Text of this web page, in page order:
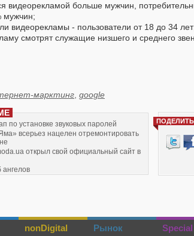
видеорекламой больше мужчин,
мужчин;
видеорекламы - пользователи от 18 до 34
смотрят служащие низшего и среднего
марктинг google
по установке звуковых паролей
всерьез нацелен отремонтировать
открыл свой официальный сайт в
ангелов
nonDigital Рынок Special